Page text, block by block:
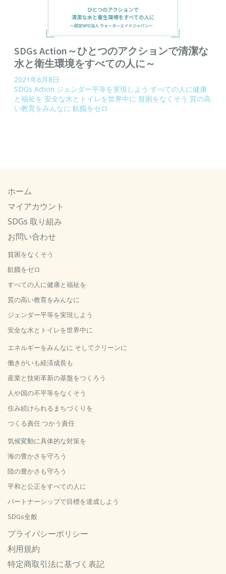
SDGs Action～ひとつのアクションで清潔な
水と衛生環境をすべての人に～
2021年6月8日
SDGs Action ジェンダー平等を実現しよう すべての人に健康
と福祉を 安全な水とトイレを世界中に 貧困をなくそう 質の高
い教育をみんなに 飢餓をゼロ
ホーム
マイアカウント
SDGs 取り組み
お問い合わせ
貧困をなくそう
飢餓をゼロ
すべての人に健康と福祉を
質の高い教育をみんなに
ジェンダー平等を実現しよう
安全な水とトイレを世界中に
エネルギーをみんなに そしてクリーンに
働きがいも経済成長も
産業と技術革新の基盤をつくろう
人や国の不平等をなくそう
住み続けられるまちづくりを
つくる責任 つかう責任
気候変動に具体的な対策を
海の豊かさを守ろう
陸の豊かさも守ろう
平和と公正をすべての人に
パートナーシップで目標を達成しよう
SDGs全般
プライバシーポリシー
利用規約
特定商取引法に基づく表記